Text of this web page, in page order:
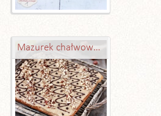
Mazurek chałwowy - coś pysznego na wielkanocny stół